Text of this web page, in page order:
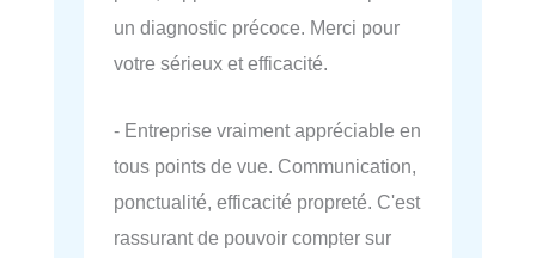
un diagnostic précoce. Merci pour
votre sérieux et efficacité.
- Entreprise vraiment appréciable en
tous points de vue. Communication,
ponctualité, efficacité propreté. C'est
rassurant de pouvoir compter sur